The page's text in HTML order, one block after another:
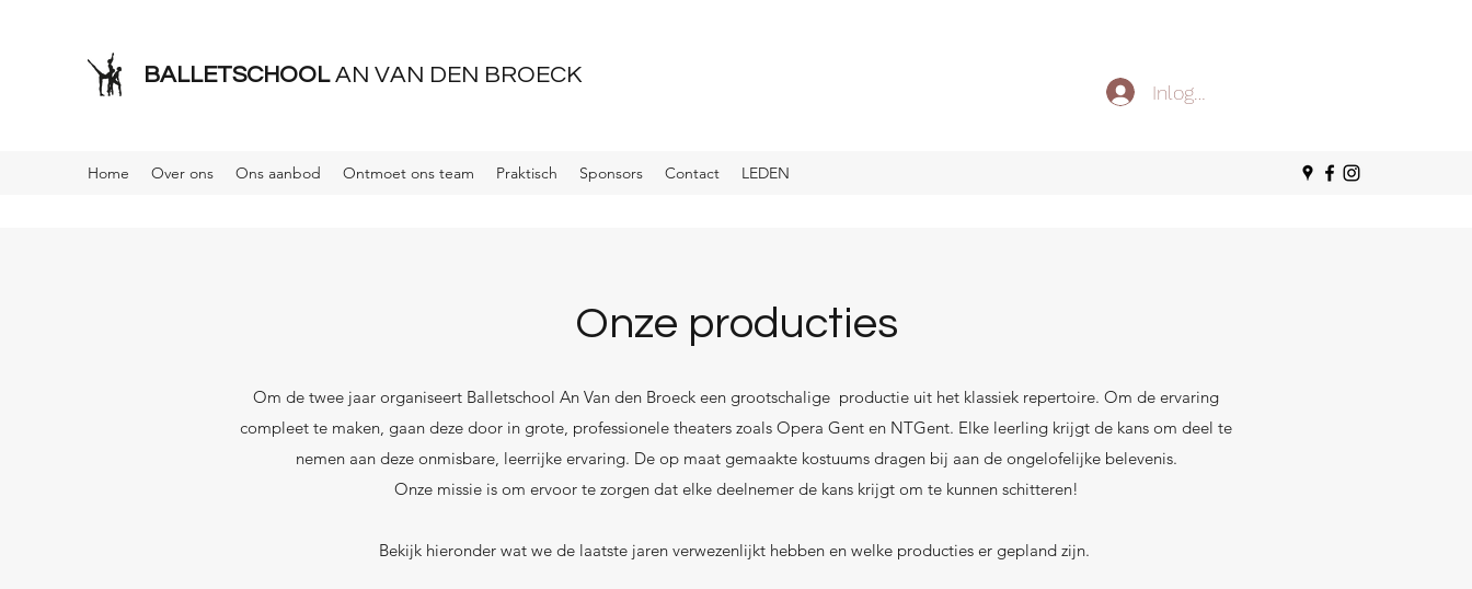
BALLETSCHOOLAN VAN DEN BROECK
Inloggen
Home Over ons Ons aanbod Ontmoet ons team Praktisch Sponsors Contact LEDEN
Onze producties
Om de twee jaar organiseert Balletschool An Van den Broeck een grootschalige productie uit het klassiek repertoire. Om de ervaring
compleet te maken, gaan deze door in grote, professionele theaters zoals Opera Gent en NTGent. Elke leerling krijgt de kans om deel te
nemen aan deze onmisbare, leerrijke ervaring. De op maat gemaakte kostuums dragen bij aan de ongelofelijke belevenis.
Onze missie is om ervoor te zorgen dat elke deelnemer de kans krijgt om te kunnen schitteren!
Bekijk hieronder wat we de laatste jaren verwezenlijkt hebben en welke producties er gepland zijn.